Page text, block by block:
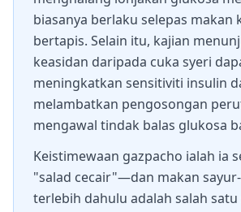
biasanya berlaku selepas
bertapis. Selain itu, kajian
keasidan daripada cuka syeri
meningkatkan sensitiviti insulin
melambatkan pengosongan
mengawal tindak balas glukosa
Keistimewaan gazpacho ialah ia
"salad cecair"—dan makan
terlebih dahulu adalah salah